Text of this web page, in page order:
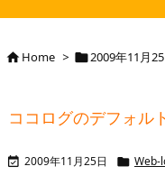
Home > 2009年11月
ココログのデフォル
 2009年11月25日  Web-